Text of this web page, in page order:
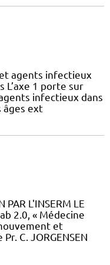
agents infectieux
L’axe 1 porte sur
infectieux dans
âges ext
PAR L'INSERM LE
2.0, « Médecine
et
C. JORGENSEN